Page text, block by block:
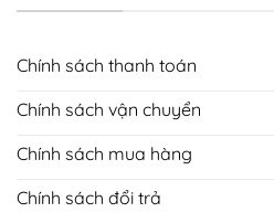
Chính sách thanh toán
Chính sách vận chuyển
Chính sách mua hàng
Chính sách đổi trả